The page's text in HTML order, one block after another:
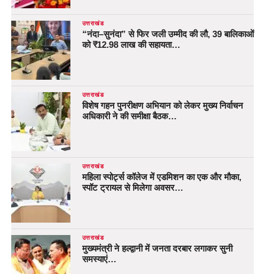
उत्तराखंड
“नंदा–सुनंदा” से फिर जली उम्मीद की लौ, 39 बालिकाओं
को ₹12.98 लाख की सहायता…
उत्तराखंड
विशेष गहन पुनरीक्षण अभियान को लेकर मुख्य निर्वाचन
अधिकारी ने की समीक्षा बैठक…
उत्तराखंड
महिला स्पोर्ट्स कॉलेज में एडमिशन का एक और मौका,
स्पॉट ट्रायल से मिलेगा अवसर…
उत्तराखंड
मुख्यमंत्री ने हल्द्वानी में जनता दरबार लगाकर सुनी
समस्याएं…